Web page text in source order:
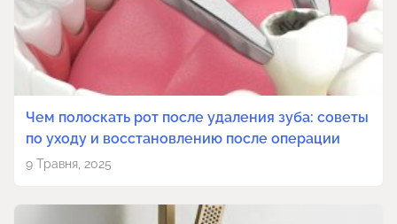
Чем полоскать рот после удаления зуба: советы
по уходу и восстановлению после операции
9 Травня, 2025